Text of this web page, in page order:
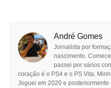
André Gomes
Jornalista por
nascimento.
passei por vários
coração é o PS4 e o PS Vita.
Joguei em 2020 e